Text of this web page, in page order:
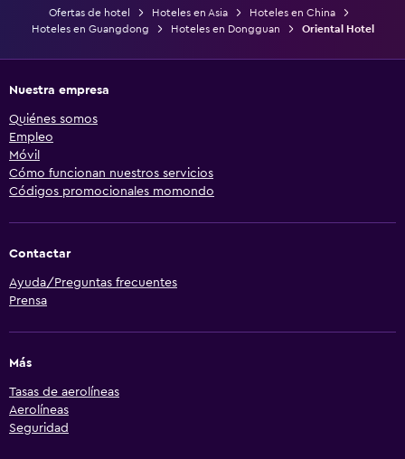
Ofertas de hotel Hoteles en Asia
Hoteles en China
Hoteles en Guangdong
Hoteles en Dongguan Oriental Hotel
Nuestra empresa
Quiénes somos
Empleo
Móvil
Cómo funcionan nuestros servicios
Códigos promocionales momondo
Contactar
Ayuda/Preguntas frecuentes
Prensa
Más
Tasas de aerolíneas
Aerolíneas
Seguridad